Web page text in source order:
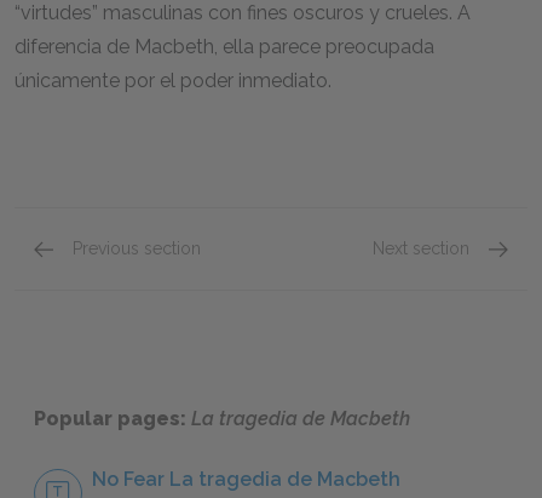
“virtudes” masculinas con fines oscuros y crueles. A
diferencia de Macbeth, ella parece preocupada
únicamente por el poder inmediato.
Previous section Next section
Popular pages: La tragedia de Macbeth
No Fear La tragedia de Macbeth